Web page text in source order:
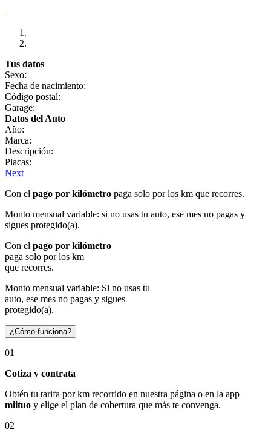
Tus datos
Sexo:
Fecha de nacimiento:
Código postal:
Garage:
Datos del Auto
Año:
Marca:
Descripción:
Placas:
Next
Con el pago por kilómetro paga solo por los km que recorres.
Monto mensual variable: si no usas tu auto, ese mes no pagas y
sigues protegido(a).
Con el pago por kilómetro
paga solo por los km
que recorres.
Monto mensual variable: Si no usas tu
auto, ese mes no pagas y sigues
protegido(a).
¿Cómo funciona?
01
Cotiza y contrata
Obtén tu tarifa por km recorrido en nuestra página o en la app
miituo y elige el plan de cobertura que más te convenga.
02